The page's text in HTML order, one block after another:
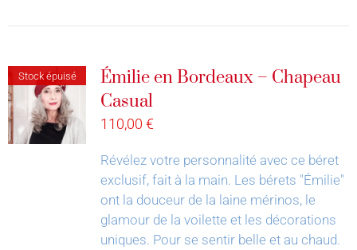
Stock épuisé
Émilie en Bordeaux – Chapeau
Casual
110,00 €
Révélez votre personnalité avec ce béret
exclusif, fait à la main. Les bérets "Émilie"
ont la douceur de la laine mérinos, le
glamour de la voilette et les décorations
uniques. Pour se sentir belle et au chaud.